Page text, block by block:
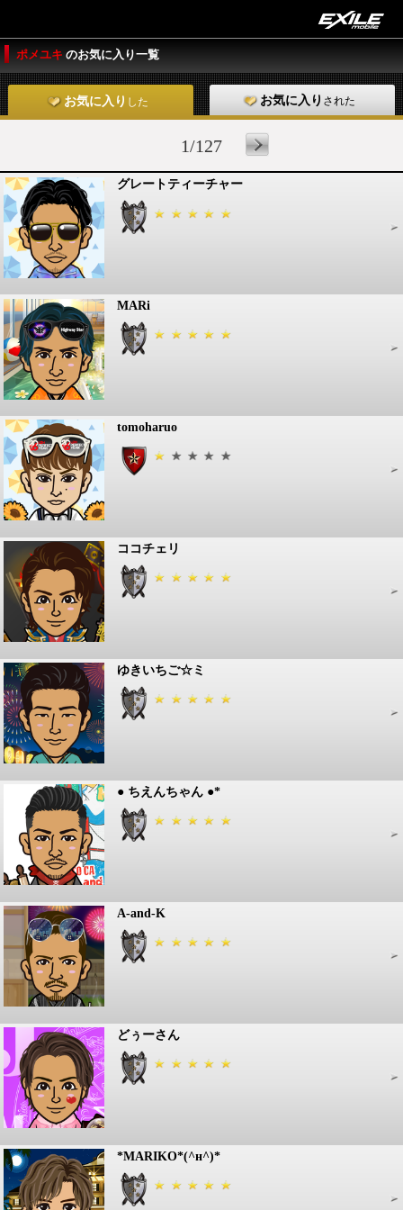
ポメユキ のお気に入り一覧
お気に入り した お気に入り された
1/127
グレートティーチャー
MARi
tomoharuo
ココチェリ
ゆきいちご☆ミ
● ちえんちゃん ●*
A-and-K
どぅーさん
*MARIKO*(^н^)*